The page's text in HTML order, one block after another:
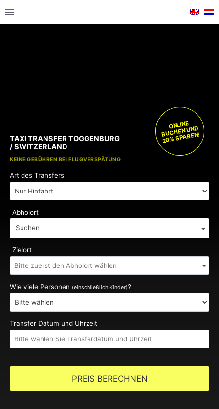
KOSTENLOSE KINDERSITZE
KEINE GEBÜHREN BEI FLUGVERSPÄTUNG
TAXI TRANSFER TOGGENBURG
/ SWITZERLAND
ONLINE
BUCHEN UND
20% SPAREN!
Art des Transfers
Abholort
Suchen
Zielort
Wie viele Personen (einschließlich Kinder)?
Transfer Datum und Uhrzeit
PREIS BERECHNEN